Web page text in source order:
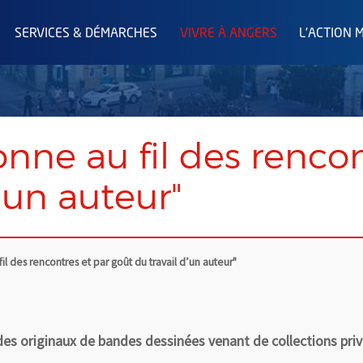
SERVICES & DÉMARCHES VIVRE À ANGERS L'ACTION
au fil des
auteur"
des rencontres et par goût du travail d’un auteur"
originaux de bandes dessinées venant de collections